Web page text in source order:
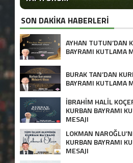
SON DAKİKA HABERLERİ
AYHAN TUTUN’DAN
BAYRAMI KUTLAMA
BURAK TAN’DAN
BAYRAMI KUTLAMA
İBRAHİM HALİL
KURBAN BAYRAMI
MESAJI
LOKMAN
KURBAN BAYRAMI
MESAJI